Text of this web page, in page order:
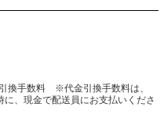
換手数料 ※代金引換手数料は、
、現金で配送員にお支払いくださ